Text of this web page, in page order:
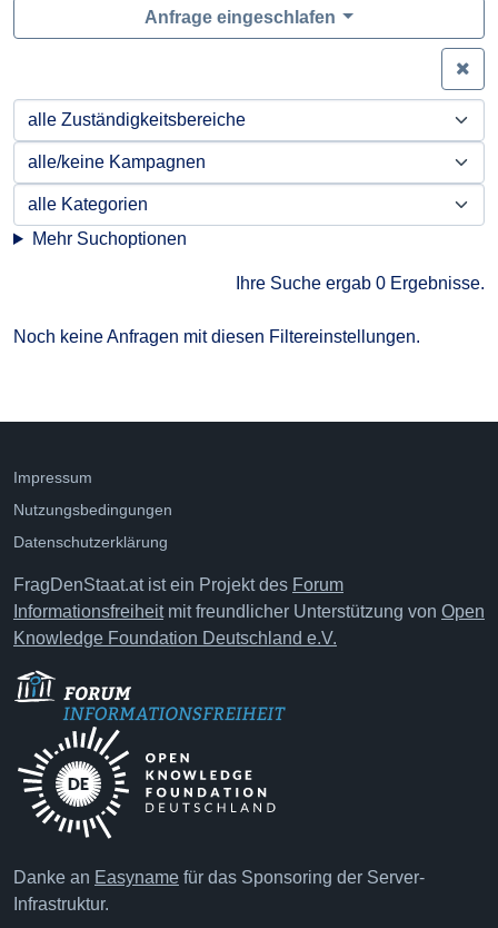
Anfrage eingeschlafen
Mehr Suchoptionen
Ihre Suche ergab 0 Ergebnisse.
Noch keine Anfragen mit diesen Filtereinstellungen.
Impressum
Nutzungsbedingungen
Datenschutzerklärung
FragDenStaat.at ist ein Projekt des Forum
Informationsfreiheitmit freundlicher Unterstützung von Open
Knowledge Foundation Deutschland e.V.
Danke an Easyname für das Sponsoring der Server-
Infrastruktur.